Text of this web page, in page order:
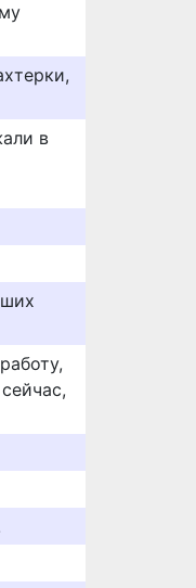
в